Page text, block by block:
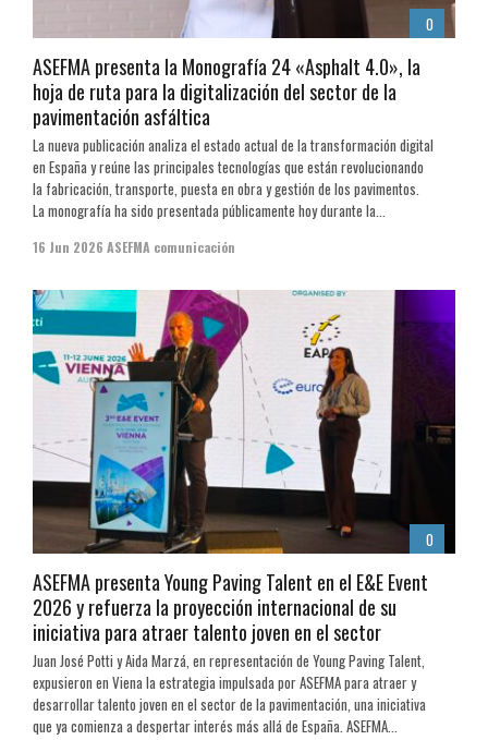
0
ASEFMA presenta la Monografía 24 «Asphalt 4.0», la
hoja de ruta para la digitalización del sector de la
pavimentación asfáltica
La nueva publicación analiza el estado actual de la transformación digital
en España y reúne las principales tecnologías que están revolucionando
la fabricación, transporte, puesta en obra y gestión de los pavimentos.
La monografía ha sido presentada públicamente hoy durante la...
16 Jun 2026 ASEFMA comunicación
0
ASEFMA presenta Young Paving Talent en el E&E Event
2026 y refuerza la proyección internacional de su
iniciativa para atraer talento joven en el sector
Juan José Potti y Aida Marzá, en representación de Young Paving Talent,
expusieron en Viena la estrategia impulsada por ASEFMA para atraer y
desarrollar talento joven en el sector de la pavimentación, una iniciativa
que ya comienza a despertar interés más allá de España. ASEFMA...